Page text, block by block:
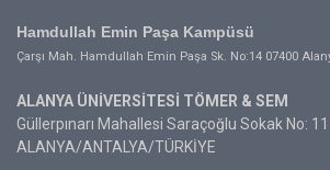
Hamdullah Emin Paşa Kampüsü
Çarşı Mah. Hamdullah Emin Paşa Sk. No:14 07400
ALANYA ÜNİVERSİTESİ TÖMER & SEM
Güllerpınarı Mahallesi Saraçoğlu Sokak No: 11
ALANYA/ANTALYA/TÜRKİYE